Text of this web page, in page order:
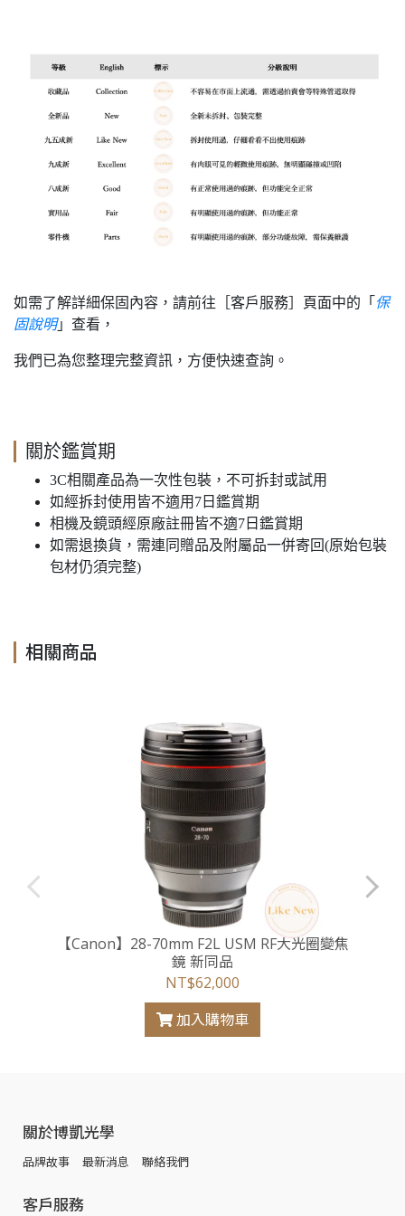
如需了解詳細保固內容，請前往［客戶服務］頁面中的「 保
固說明」查看，
我們已為您整理完整資訊，方便快速查詢。
關於鑑賞期
3C相關產品為一次性包裝，不可拆封或試用
如經拆封使用皆不適用7日鑑賞期
相機及鏡頭經原廠註冊皆不適7日鑑賞期
如需退換貨，需連同贈品及附屬品一併寄回(原始包裝
包材仍須完整)
相關商品
【Canon】28-70mm F2L USM RF大光圈變焦
鏡 新同品
NT$62,000
加入購物車
關於博凱光學
品牌故事 最新消息 聯絡我們
客戶服務